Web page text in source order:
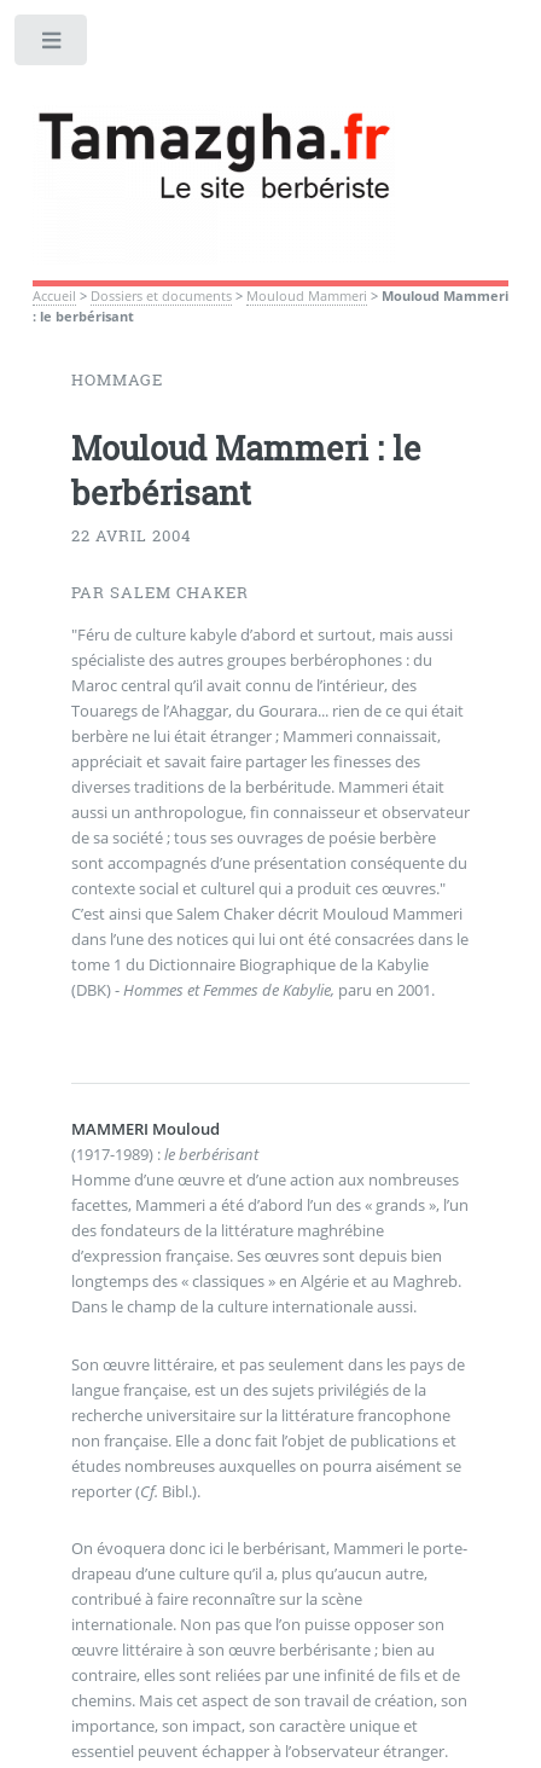
Accueil > Dossiers et documents> Mouloud Mammeri > Mouloud Mammeri
: le berbérisant
HOMMAGE
Mouloud Mammeri : le
berbérisant
22 AVRIL 2004
PAR SALEM CHAKER
"Féru de culture kabyle d’abord et surtout, mais aussi
spécialiste des autres groupes berbérophones : du
Maroc central qu’il avait connu de l’intérieur, des
Touaregs de l’Ahaggar, du Gourara... rien de ce qui était
berbère ne lui était étranger ; Mammeri connaissait,
appréciait et savait faire partager les finesses des
diverses traditions de la berbéritude. Mammeri était
aussi un anthropologue, fin connaisseur et observateur
de sa société ; tous ses ouvrages de poésie berbère
sont accompagnés d’une présentation conséquente du
contexte social et culturel qui a produit ces œuvres."
C’est ainsi que Salem Chaker décrit Mouloud Mammeri
dans l’une des notices qui lui ont été consacrées dans le
tome 1 du Dictionnaire Biographique de la Kabylie
(DBK) -Hommes et Femmes de Kabylie, paru en 2001.
MAMMERI Mouloud
(1917-1989) :le berbérisant
Homme d’une œuvre et d’une action aux nombreuses
facettes, Mammeri a été d’abord l’un des « grands », l’un
des fondateurs de la littérature maghrébine
d’expression française. Ses œuvres sont depuis bien
longtemps des « classiques » en Algérie et au Maghreb.
Dans le champ de la culture internationale aussi.
Son œuvre littéraire, et pas seulement dans les pays de
langue française, est un des sujets privilégiés de la
recherche universitaire sur la littérature francophone
non française. Elle a donc fait l’objet de publications et
études nombreuses auxquelles on pourra aisément se
reporter (Cf. Bibl.).
On évoquera donc ici le berbérisant, Mammeri le porte-
drapeau d’une culture qu’il a, plus qu’aucun autre,
contribué à faire reconnaître sur la scène
internationale. Non pas que l’on puisse opposer son
œuvre littéraire à son œuvre berbérisante ; bien au
contraire, elles sont reliées par une infinité de fils et de
chemins. Mais cet aspect de son travail de création, son
importance, son impact, son caractère unique et
essentiel peuvent échapper à l’observateur étranger.